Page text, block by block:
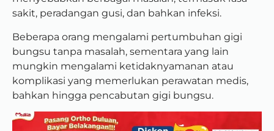
sakit, peradangan gusi, dan bahkan infeksi.
Beberapa orang mengalami pertumbuhan gigi
bungsu tanpa masalah, sementara yang lain
mungkin mengalami ketidaknyamanan atau
komplikasi yang memerlukan perawatan medis,
bahkan hingga pencabutan gigi bungsu.